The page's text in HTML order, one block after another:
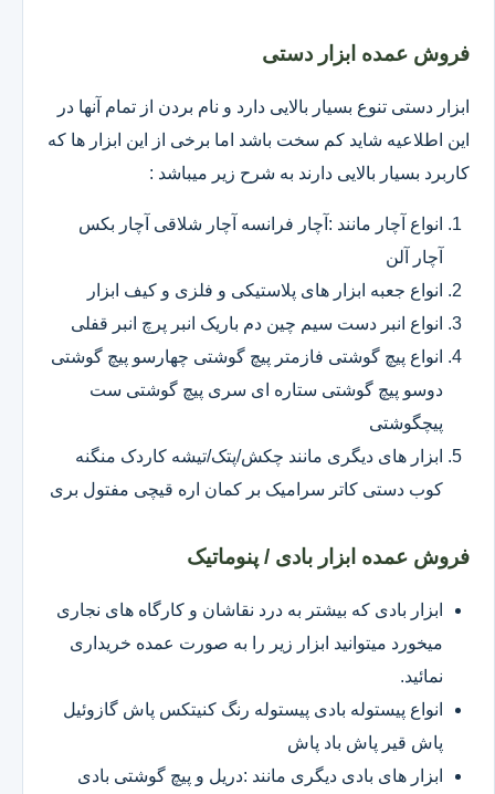
فروش عمده ابزار دستی
ابزار دستی تنوع بسیار بالایی دارد و نام بردن از تمام آنها در
این اطلاعیه شاید کم سخت باشد اما برخی از این ابزار ها که
کاربرد بسیار بالایی دارند به شرح زیر میباشد :
انواع آچار مانند :آچار فرانسه آچار شلاقی آچار بکس
آچار آلن
انواع جعبه ابزار های پلاستیکی و فلزی و کیف ابزار
انواع انبر دست سیم چین دم باریک انبر پرچ انبر قفلی
انواع پیچ گوشتی فازمتر پیچ گوشتی چهارسو پیچ گوشتی
دوسو پیچ گوشتی ستاره ای سری پیچ گوشتی ست
پیچگوشتی
ابزار های دیگری مانند چکش/پتک/تیشه کاردک منگنه
کوب دستی کاتر سرامیک بر کمان اره قیچی مفتول بری
فروش عمده ابزار بادی / پنوماتیک
ابزار بادی که بیشتر به درد نقاشان و کارگاه های نجاری
میخورد میتوانید ابزار زیر را به صورت عمده خریداری
نمائید.
انواع پیستوله بادی پیستوله رنگ کنیتکس پاش گازوئیل
پاش قیر پاش باد پاش
ابزار های بادی دیگری مانند :دریل و پیچ گوشتی بادی